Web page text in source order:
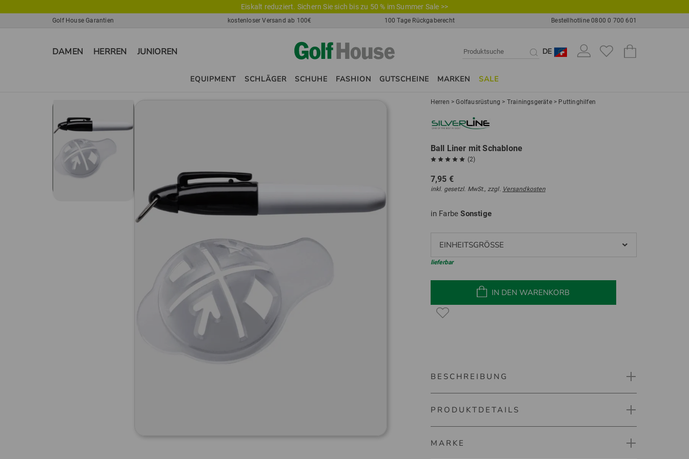
Eiskalt reduziert. Sichern Sie sich bis zu 50 % im Summer Sale >>
Golf House Garantien kostenloser Versand ab 100€ 100 Tage Rückgaberecht Bestellhotline 0800 0 700 601
DAMEN HERREN JUNIOREN DE
EQUIPMENT SCHLÄGER SCHUHE FASHION GUTSCHEINE MARKEN SALE
Herren >Golfausrüstung > Trainingsgeräte> Puttinghilfen
Ball Liner mit Schablone
(2)
7,95 €
inkl. gesetzl. MwSt., zzgl. Versandkosten
in FarbeSonstige
EINHEITSGRÖSSE
lieferbar
IN DEN WARENKORB
BESCHREIBUNG
Silverline Ball Liner mit Schablone
identifizieren? Oder ist Ihr Ball beim Putten wieder einmal
PRODUKTDETAILS
MARKE